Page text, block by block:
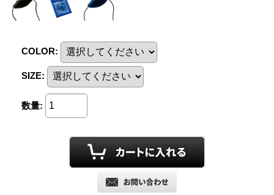
COLOR:
SIZE:
数量: